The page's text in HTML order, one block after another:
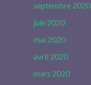
septembre 2020
juin 2020
mai 2020
avril 2020
mars 2020